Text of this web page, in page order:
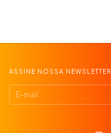
ASSINE NOSSA NEWSLETTER